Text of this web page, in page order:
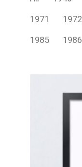
1971 1972
1985 1986